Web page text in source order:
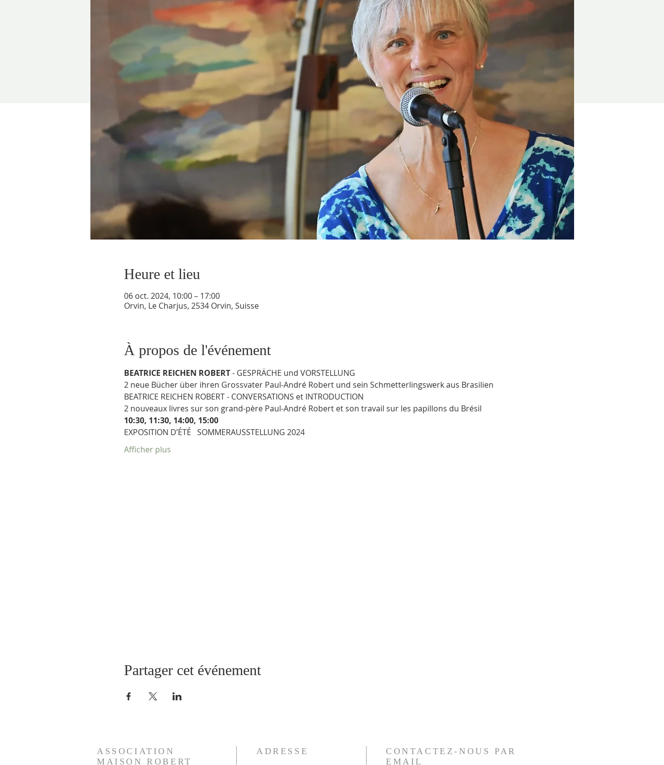
Heure et lieu
06 oct. 2024, 10:00 – 17:00
Orvin, Le Charjus, 2534 Orvin, Suisse
À propos de l'événement
BEATRICE REICHEN ROBERT - GESPRÄCHE und VORSTELLUNG
2 neue Bücher über ihren Grossvater Paul-André Robert und sein Schmetterlingswerk aus Brasilien
BEATRICE REICHEN ROBERT - CONVERSATIONS et INTRODUCTION
2 nouveaux livres sur son grand-père Paul-André Robert et son travail sur les papillons du Brésil
10:30, 11:30, 14:00, 15:00
EXPOSITION D’ÉTÉ   SOMMERAUSSTELLUNG 2024
Afficher plus
Partager cet événement
ASSOCIATION
MAISONROBERT
ADRESSE
CONTACTEZ-NOUS PAR
EMAIL